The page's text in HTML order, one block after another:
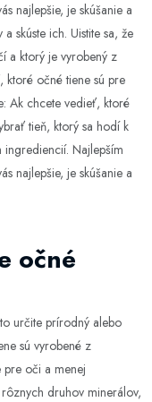
najlepšie, je skúšanie a
skúste ich. Uistite sa, že
a ktorý je vyrobený z
ktoré očné tiene sú pre
Ak chcete vedieť, ktoré
tieň, ktorý sa hodí k
ingrediencií. Najlepším
najlepšie, je skúšanie a
očné
určite prírodný alebo
sú vyrobené z
oči a menej
druhov minerálov,